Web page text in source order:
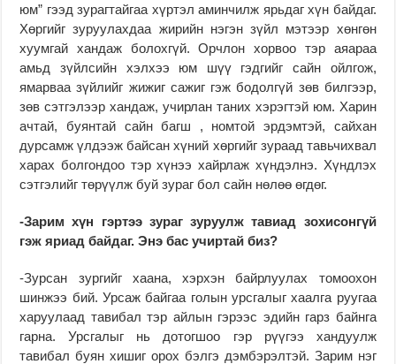
юм” гээд зурагтайгаа хүртэл аминчилж ярьдаг хүн байдаг.
Хөргийг зуруулахдаа жирийн нэгэн зүйл мэтээр хөнгөн
хуумгай хандаж болохгүй. Орчлон хорвоо тэр аяараа
амьд зүйлсийн хэлхээ юм шүү гэдгийг сайн ойлгож,
ямарваа зүйлийг жижиг сажиг гэж бодолгүй зөв билгээр,
зөв сэтгэлээр хандаж, учирлан таних хэрэгтэй юм. Харин
ачтай, буянтай сайн багш , номтой эрдэмтэй, сайхан
дурсамж үлдээж байсан хүний хөргийг зураад тавьчихвал
харах болгондоо тэр хүнээ хайрлаж хүндэлнэ. Хүндлэх
сэтгэлийг төрүүлж буй зураг бол сайн нөлөө өгдөг.
-Зарим хүн гэртээ зураг зуруулж тавиад зохисонгүй
гэж яриад байдаг. Энэ бас учиртай биз?
-Зурсан зургийг хаана, хэрхэн байрлуулах томоохон
шинжээ бий. Урсаж байгаа голын урсгалыг хаалга руугаа
харуулаад тавибал тэр айлын гэрээс эдийн гарз байнга
гарна. Урсгалыг нь дотогшоо гэр рүүгээ хандуулж
тавибал буян хишиг орох бэлгэ дэмбэрэлтэй. Зарим нэг